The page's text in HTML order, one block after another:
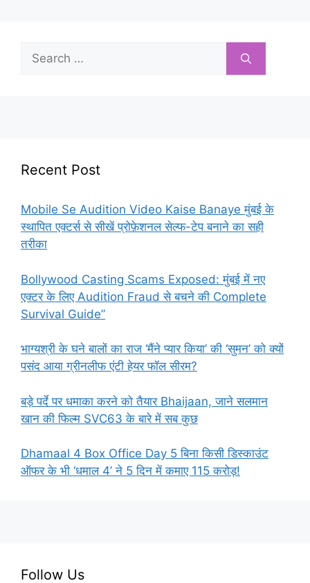
Search
for:
Recent Post
Mobile Se Audition Video Kaise Banaye मुंबई के
स्थापित एक्टर्स से सीखें प्रोफ़ेशनल सेल्फ-टेप बनाने का सही
तरीका
Bollywood Casting Scams Exposed: मुंबई में नए
एक्टर के लिए Audition Fraud से बचने की Complete
Survival Guide”
भाग्यश्री के घने बालों का राज ‘मैंने प्यार किया’ की ‘सुमन’ को क्यों
पसंद आया ग्रीनलीफ एंटी हेयर फॉल सीरम?
बड़े पर्दे पर धमाका करने को तैयार Bhaijaan, जाने सलमान
खान की फिल्म SVC63 के बारे में सब कुछ
Dhamaal 4 Box Office Day 5 बिना किसी डिस्काउंट
ऑफर के भी ‘धमाल 4’ ने 5 दिन में कमाए 115 करोड़!
Follow Us